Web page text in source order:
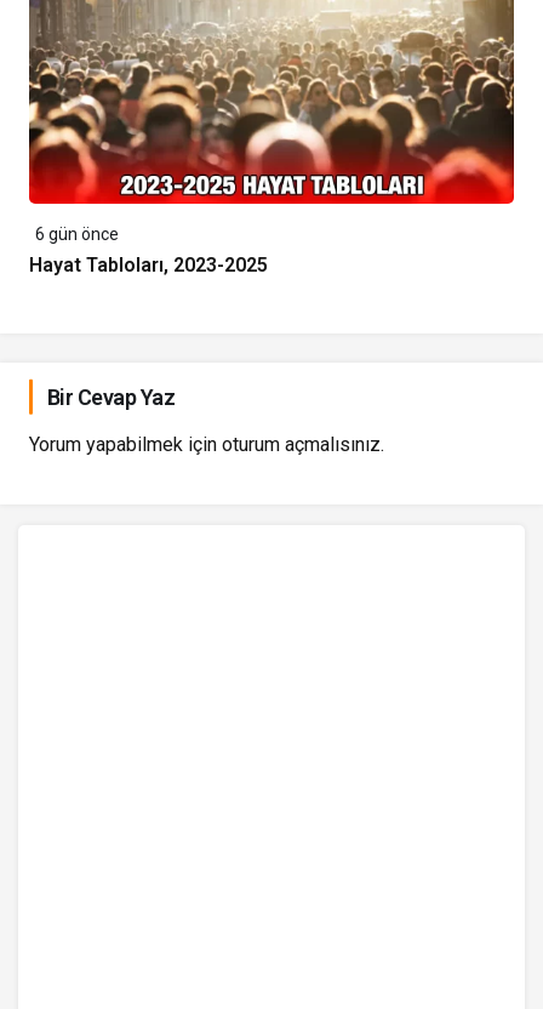
6 gün önce
Hayat Tabloları, 2023-2025
Bir Cevap Yaz
Yorum yapabilmek için oturum açmalısınız.